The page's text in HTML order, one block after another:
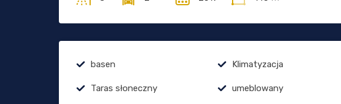
basen Klimatyzacja
Taras słoneczny umeblowany